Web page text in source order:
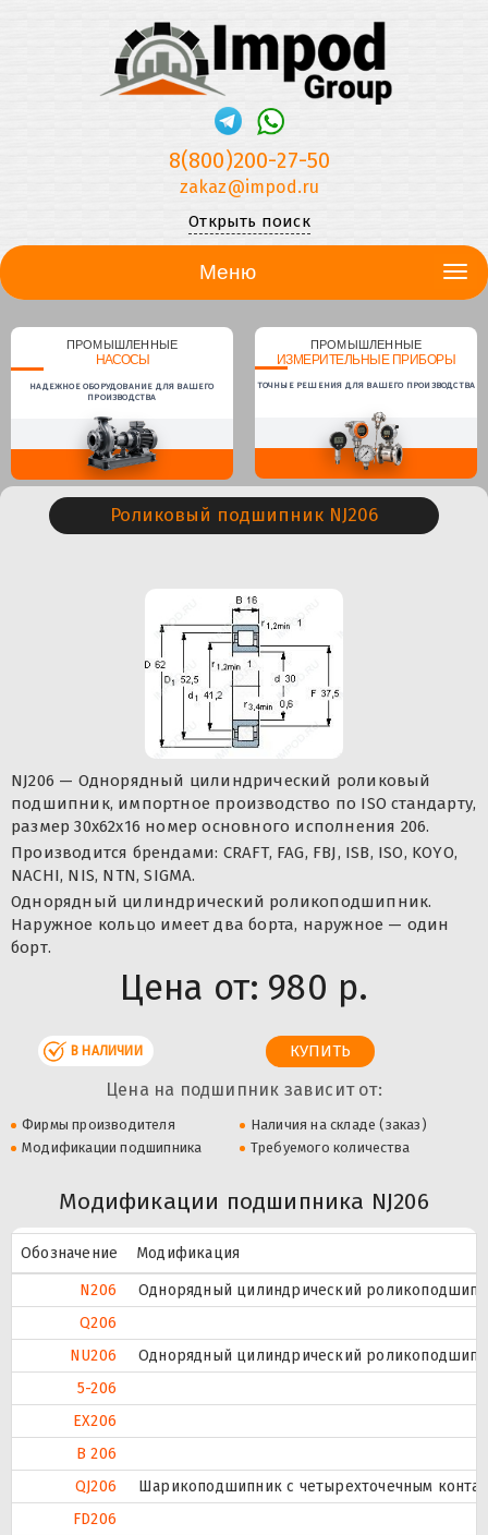
8(800)200-27-50
zakaz@impod.ru
Открыть поиск
Меню
ПРОМЫШЛЕННЫЕ
НАСОСЫ
НАДЕЖНОЕ ОБОРУДОВАНИЕ ДЛЯ ВАШЕГО
ПРОИЗВОДСТВА
ПРОМЫШЛЕННЫЕ
ИЗМЕРИТЕЛЬНЫЕ ПРИБОРЫ
ТОЧНЫЕ РЕШЕНИЯ ДЛЯ ВАШЕГО ПРОИЗВОДСТВА
Роликовый подшипник NJ206
NJ206 — Однорядный цилиндрический роликовый
подшипник, импортное производство по ISO стандарту,
размер 30x62x16 номер основного исполнения 206.
Производится брендами: CRAFT, FAG, FBJ, ISB, ISO, KOYO,
NACHI, NIS, NTN, SIGMA.
Однорядный цилиндрический роликоподшипник.
Наружное кольцо имеет два борта, наружное — один
борт.
Цена от: 980 р.
В НАЛИЧИИ
Цена на подшипник зависит от:
Фирмы производителя
Наличия на складе (заказ)
Модификации подшипника
Требуемого количества
Модификации подшипника NJ206
Обозначение
Модификация
N206
Однорядный цилиндрический
Q206
NU206
Однорядный цилиндрический
5-206
EX206
B 206
QJ206
Шарикоподшипник с четырехточечным
FD206